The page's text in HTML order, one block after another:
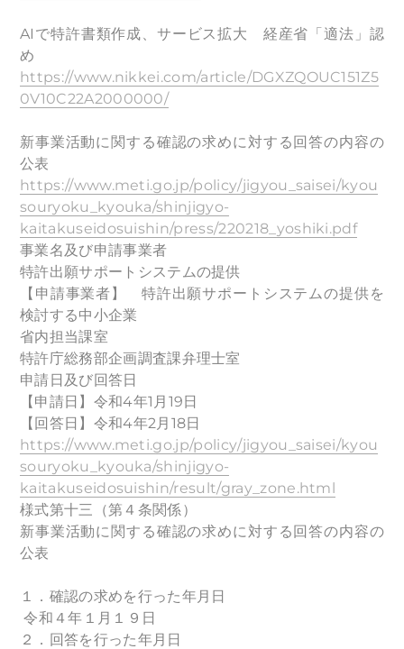
AIで特許書類作成、サービス拡大 経産省「適法」認
め
https://www.nikkei.com/article/DGXZQOUC151Z5
0V10C22A2000000/
新事業活動に関する確認の求めに対する回答の内容の
公表
https://www.meti.go.jp/policy/jigyou_saisei/kyou
souryoku_kyouka/shinjigyo-
kaitakuseidosuishin/press/220218_yoshiki.pdf
事業名及び申請事業者
特許出願サポートシステムの提供
【申請事業者】 特許出願サポートシステムの提供を
検討する中小企業
省内担当課室
特許庁総務部企画調査課弁理士室
申請日及び回答日
【申請日】令和4年1月19日
【回答日】令和4年2月18日
https://www.meti.go.jp/policy/jigyou_saisei/kyou
souryoku_kyouka/shinjigyo-
kaitakuseidosuishin/result/gray_zone.html
様式第十三（第４条関係）
新事業活動に関する確認の求めに対する回答の内容の
公表
１．確認の求めを行った年月日
令和４年１月１９日
２．回答を行った年月日